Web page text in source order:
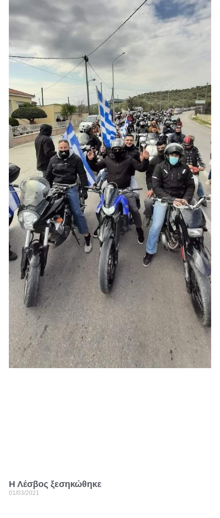
Η Λέσβος ξεσηκώθηκε
01/03/2021